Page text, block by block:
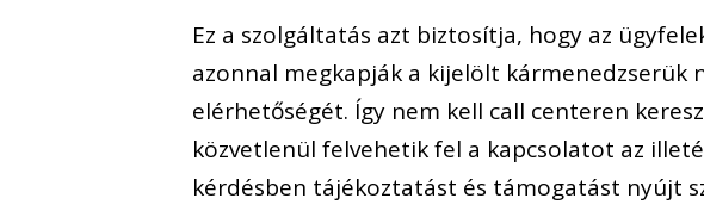
Ez a szolgáltatás azt biztosítja, hogy az
azonnal megkapják a kijelölt kármenedzserük
elérhetőségét. Így nem kell call centeren
közvetlenül felvehetik fel a kapcsolatot az
kérdésben tájékoztatást és támogatást nyújt